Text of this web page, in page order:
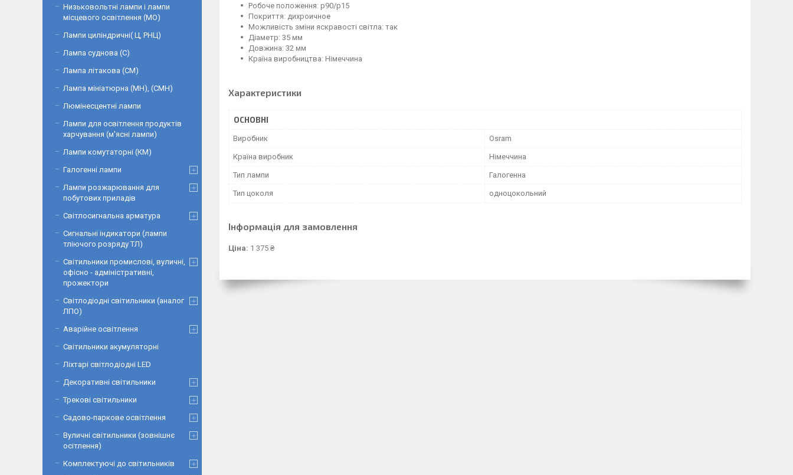
Робоче положення: p90/p15
Покриття: дихроичное
Можливість зміни яскравості світла: так
Діаметр: 35 мм
Довжина: 32 мм
Країна виробництва: Німеччина
Характеристики
ОСНОВНІ
Виробник Osram
Країна виробник Німеччина
Тип лампи Галогенна
Тип цоколя одноцокольний
Інформація для замовлення
Ціна: 1 375 ₴
Низьковольтні лампи і лампи
місцевого освітлення (МО)
Лампи циліндричні( Ц, РНЦ)
Лампа суднова (С)
Лампа літакова (СМ)
Лампа мініатюрна (МН), (СМН)
Люмінесцентні лампи
Лампи для освітлення продуктів
харчування (м'ясні лампи)
Лампи комутаторні (КМ)
Галогенні лампи
Лампи розжарювання для
побутових приладів
Світлосигнальна арматура
Сигнальні індикатори (лампи
тліючого розряду ТЛ)
Світильники промислові, вуличні,
офісно - адміністративні,
прожектори
Світлодіодні світильники (аналог
ЛПО)
Аварійне освітлення
Світильники акумуляторні
Ліхтарі світлодіодні LED
Декоративні світильники
Трекові світильники
Садово-паркове освітлення
Вуличні світильники (зовнішнє
осітлення)
Комплектуючі до світильників